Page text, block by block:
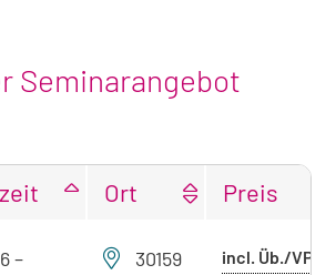
Seminarangebot
Ort Preis
–
30159
incl. Üb./VP